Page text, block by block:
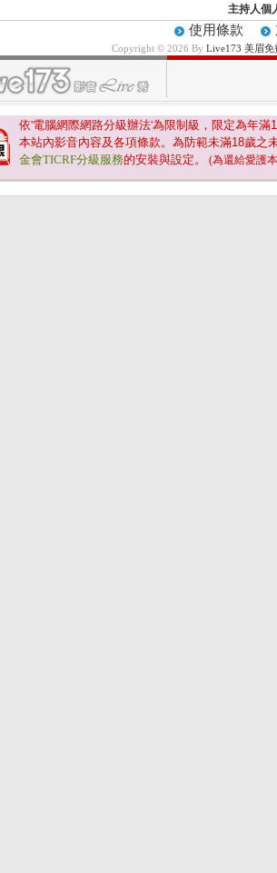
主持人個
使用條款
Copyright © 2026 By Live173 美眉
依'電腦網際網路分級辦法'為限制級，限定為年滿
本站內影音內容及各項條款。為防範未滿18歲之
金會TICRF分級服務的安裝與設定。 (為還給愛護